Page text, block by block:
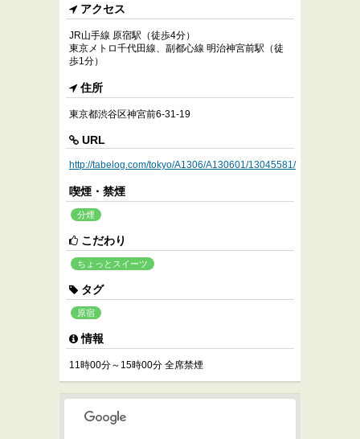
アクセス
JR山手線 原宿駅（徒歩4分）
東京メトロ千代田線、副都心線 明治神宮前駅（徒
歩1分）
住所
東京都渋谷区神宮前6-31-19
URL
http://tabelog.com/tokyo/A1306/A130601/13045581/
喫煙・禁煙
分煙
こだわり
ちょっとスイーツ
タグ
原宿
情報
11時00分～15時00分 全席禁煙